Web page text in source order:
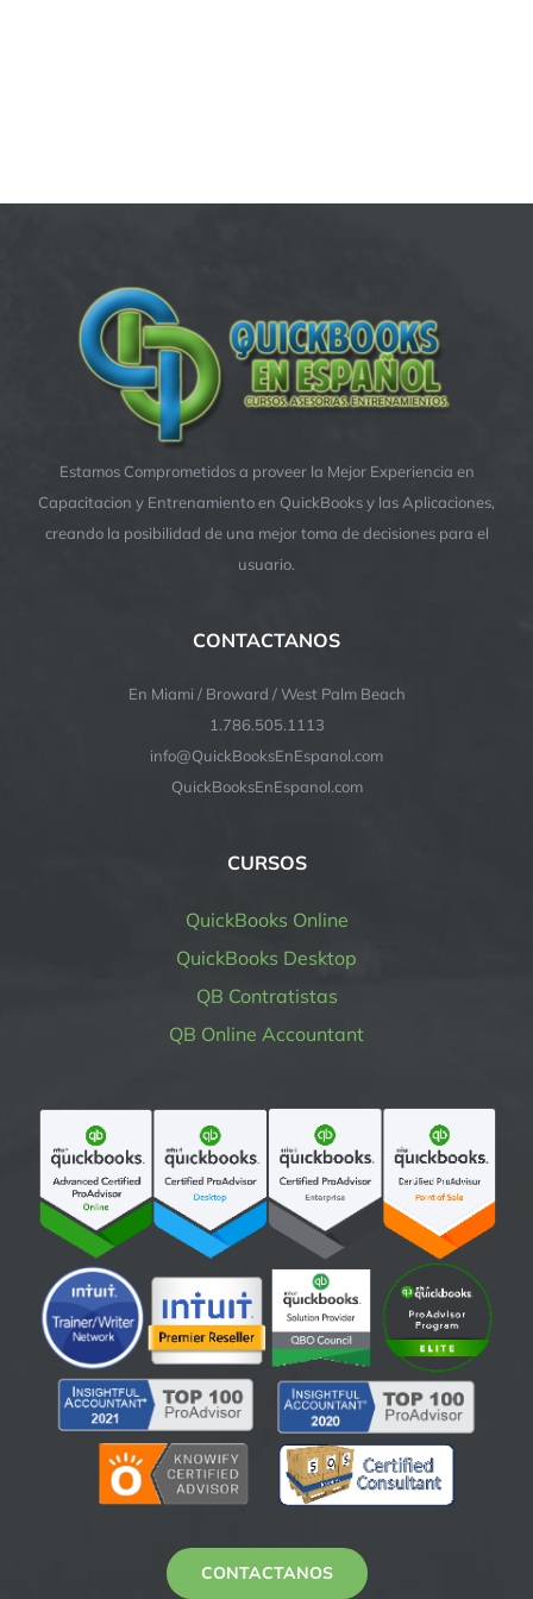
Estamos Comprometidos a proveer la Mejor Experiencia en
Capacitacion y Entrenamiento en QuickBooks y las Aplicaciones,
creando la posibilidad de una mejor toma de decisiones para el
usuario.
CONTACTANOS
En Miami / Broward / West Palm Beach
1.786.505.1113
info@QuickBooksEnEspanol.com
QuickBooksEnEspanol.com
CURSOS
QuickBooks Online
QuickBooks Desktop
QB Contratistas
QB Online Accountant
CONTACTANOS